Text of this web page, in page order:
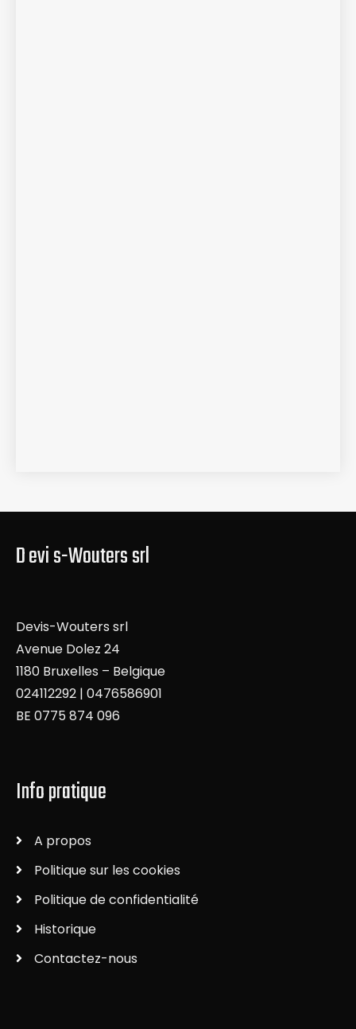
D evi s-Wouters srl
Devis-Wouters srl
Avenue Dolez 24
1180 Bruxelles – Belgique
024112292 | 0476586901
BE 0775 874 096
Info pratique
A propos
Politique sur les cookies
Politique de confidentialité
Historique
Contactez-nous